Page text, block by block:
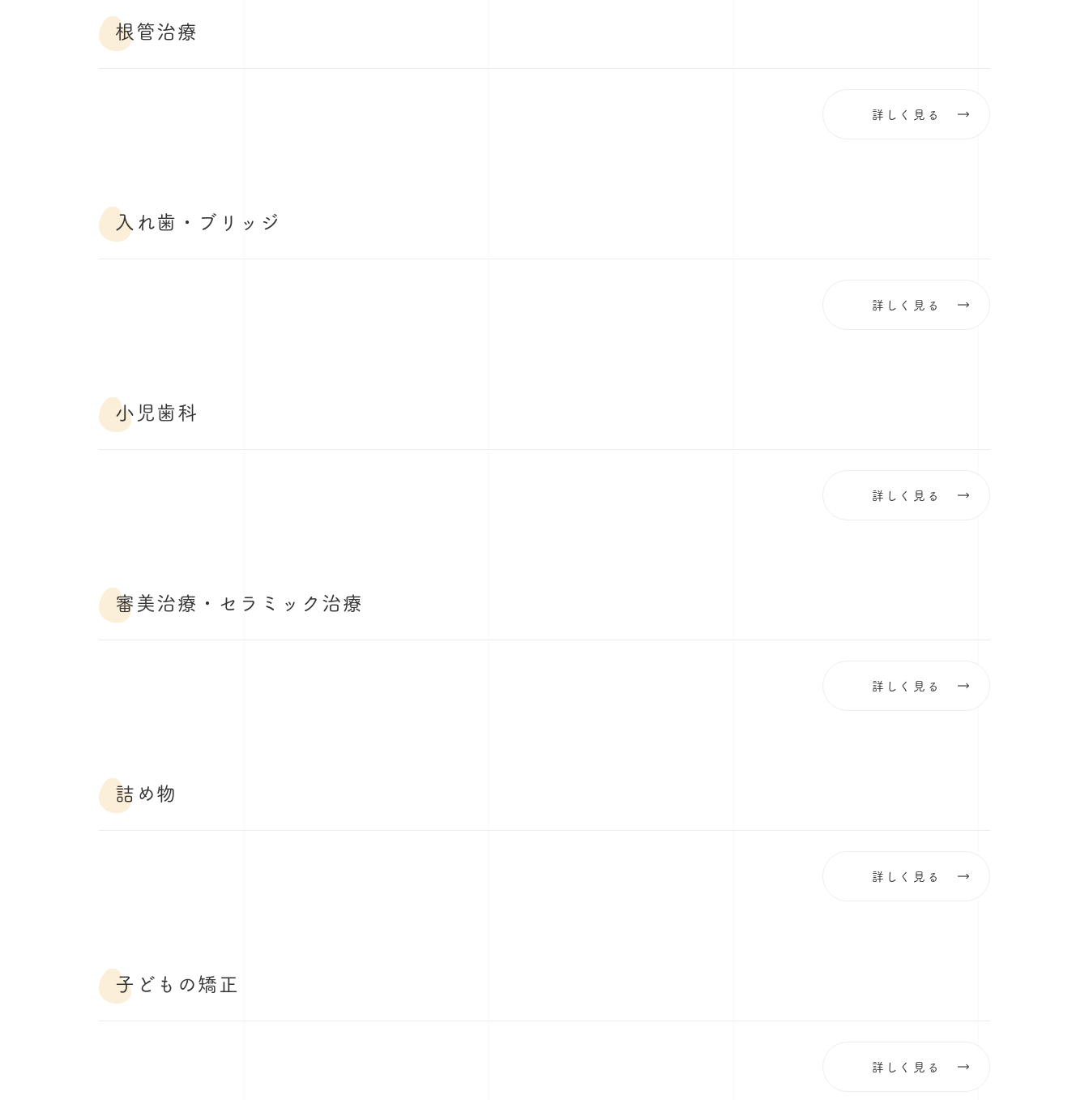
根管治療
詳しく見る
入れ歯・ブリッジ
詳しく見る
小児歯科
詳しく見る
審美治療・セラミック治療
詳しく見る
詰め物
詳しく見る
子どもの矯正
詳しく見る